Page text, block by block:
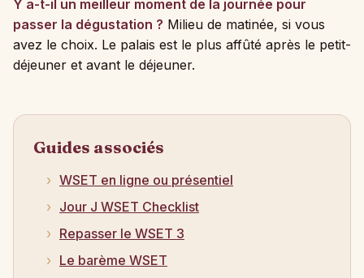
Y a-t-il un meilleur moment de la journée pour
passer la dégustation ? Milieu de matinée, si vous
avez le choix. Le palais est le plus affûté après le petit-
déjeuner et avant le déjeuner.
Guides associés
WSET en ligne ou présentiel
Jour J WSET Checklist
Repasser le WSET 3
Le barème WSET